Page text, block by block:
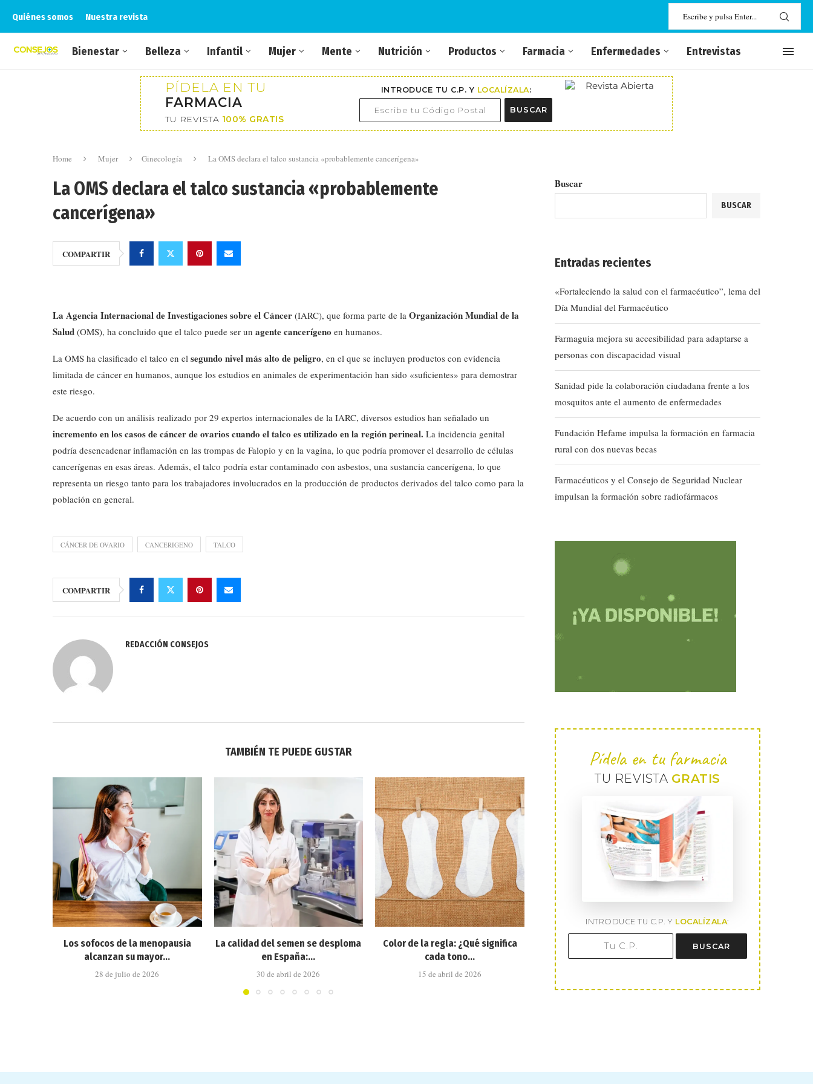
Quiénes somos Nuestra revista
Bienestar Belleza Infantil Mujer Mente Nutrición Productos Farmacia Enfermedades Entrevistas
PÍDELA EN TU
FARMACIA
TU REVISTA 100% GRATIS
INTRODUCE TU C.P. Y LOCALÍZALA:
BUSCAR
Home Mujer Ginecología La OMS declara el talco sustancia «probablemente cancerígena»
La OMS declara el talco sustancia «probablemente
cancerígena»
COMPARTIR
La Agencia Internacional de Investigaciones sobre el Cáncer (IARC), que forma parte de la Organización Mundial de la
Salud (OMS), ha concluido que el talco puede ser un agente cancerígeno en humanos.
La OMS ha clasificado el talco en el segundo nivel más alto de peligro, en el que se incluyen productos con evidencia
limitada de cáncer en humanos, aunque los estudios en animales de experimentación han sido «suficientes» para demostrar
este riesgo.
De acuerdo con un análisis realizado por 29 expertos internacionales de la IARC, diversos estudios han señalado un
incremento en los casos de cáncer de ovarios cuando el talco es utilizado en la región perineal. La incidencia genital
podría desencadenar inflamación en las trompas de Falopio y en la vagina, lo que podría promover el desarrollo de células
cancerígenas en esas áreas. Además, el talco podría estar contaminado con asbestos, una sustancia cancerígena, lo que
representa un riesgo tanto para los trabajadores involucrados en la producción de productos derivados del talco como para la
población en general.
CÁNCER DE OVARIO CANCERIGENO TALCO
COMPARTIR
REDACCIÓN CONSEJOS
TAMBIÉN TE PUEDE GUSTAR
Los sofocos de la menopausia
alcanzan su mayor...
28 de julio de 2026
La calidad del semen se desploma
en España:...
30 de abril de 2026
Color de la regla: ¿Qué significa
cada tono...
15 de abril de 2026
Displasia cervical: Qué es, grados
(CIN 1, 2,...
El útero Invertido,
fertilidad?
13 de abril de 2026
Buscar
BUSCAR
Entradas recientes
«Fortaleciendo la salud con el farmacéutico”, lema del
Día Mundial del Farmacéutico
Farmaguia mejora su accesibilidad para adaptarse a
personas con discapacidad visual
Sanidad pide la colaboración ciudadana frente a los
mosquitos ante el aumento de enfermedades
Fundación Hefame impulsa la formación en farmacia
rural con dos nuevas becas
Farmacéuticos y el Consejo de Seguridad Nuclear
impulsan la formación sobre radiofármacos
Pídela en tu farmacia
TU REVISTA GRATIS
INTRODUCE TU C.P. Y LOCALÍZALA:
BUSCAR